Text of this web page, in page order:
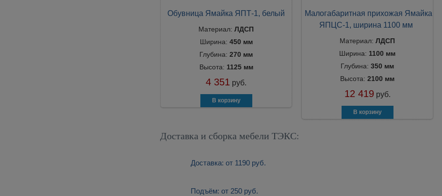
Обувница Ямайка ЯПТ-1, белый
Материал: ЛДСП
Ширина: 450 мм
Глубина: 270 мм
Высота: 1125 мм
4 351 руб.
Малогабаритная прихожая Ямайка
ЯПЦС-1, ширина 1100 мм
Материал: ЛДСП
Ширина: 1100 мм
Глубина: 350 мм
Высота: 2100 мм
12 419 руб.
Доставка и сборка мебели ТЭКС:
Доставка: от 1190 руб.
Подъём: от 250 руб.